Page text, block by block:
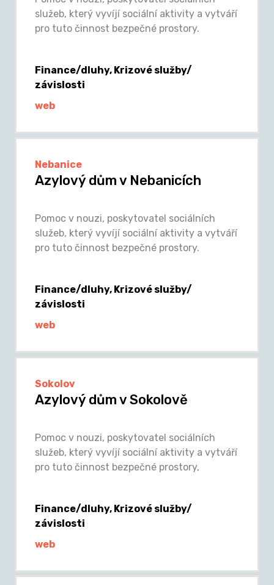
služeb, který vyvíjí sociální aktivity a vytváří
pro tuto činnost bezpečné prostory.
Finance/dluhy, Krizové služby/
závislosti
web
Nebanice
Azylový dům v Nebanicích
Pomoc v nouzi, poskytovatel sociálních
služeb, který vyvíjí sociální aktivity a vytváří
pro tuto činnost bezpečné prostory.
Finance/dluhy, Krizové služby/
závislosti
web
Sokolov
Azylový dům v Sokolově
Pomoc v nouzi, poskytovatel sociálních
služeb, který vyvíjí sociální aktivity a vytváří
pro tuto činnost bezpečné prostory,
Finance/dluhy, Krizové služby/
závislosti
web